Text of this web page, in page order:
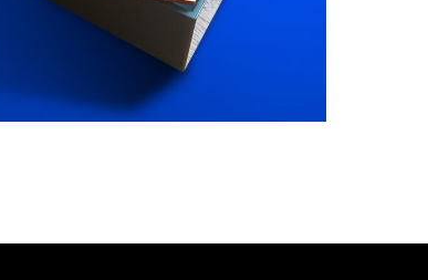
Objets